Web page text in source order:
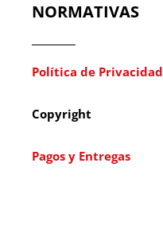
NORMATIVAS
Política de Privacidad
Copyright
Pagos y Entregas